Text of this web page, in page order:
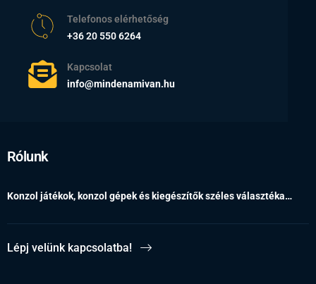
Telefonos elérhetőség
+36 20 550 6264
Kapcsolat
info@mindenamivan.hu
Rólunk
Konzol játékok, konzol gépek és kiegészítők széles választéka…
Lépj velünk kapcsolatba!